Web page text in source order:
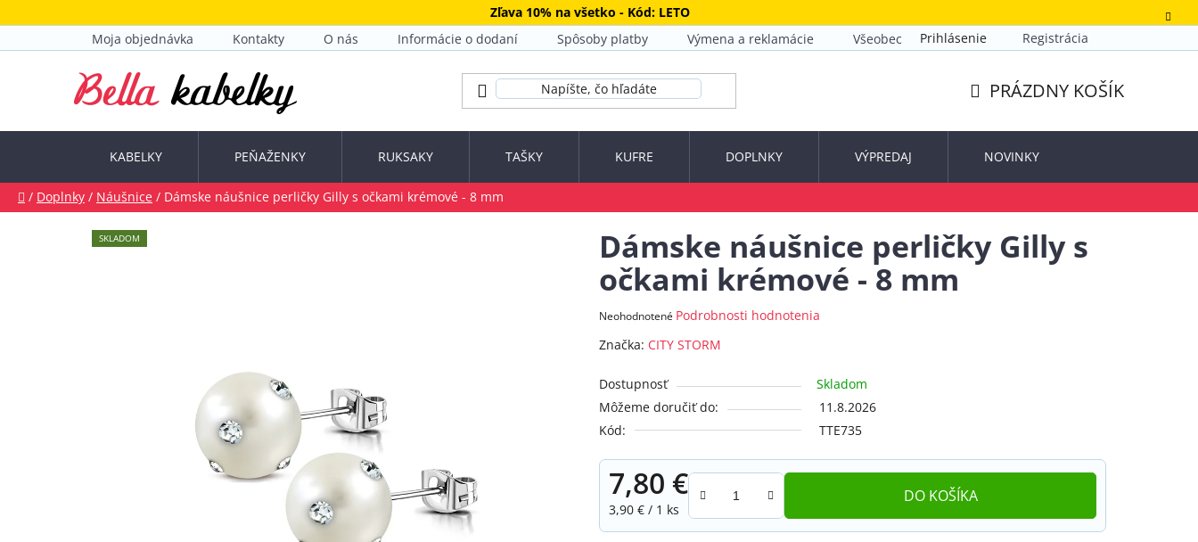
na
Zľava 10% na všetko - Kód: LETO
Moja objednávka
Kontakty O nás Informácie o dodaní Spôsoby platby Výmena a reklamácie Všeobecné obchodné podmienky
Prihlásenie Registrácia
KOŠÍK
PRÁZDNY KOŠÍK
KABELKY PEŇAŽENKY RUKSAKY TAŠKY KUFRE DOPLNKY VÝPREDAJ NOVINKY
Domov
/ Doplnky / Náušnice / Dámske náušnice perličky Gilly s očkami krémové - 8 mm
Dámske náušnice perličky Gilly s
očkami krémové - 8 mm
Priemerné
produktu
z
5
hviezdičiek.
Neohodnotené Podrobnosti hodnotenia
Značka: CITY STORM
Dostupnosť
Skladom
Môžeme doručiť do:
11.8.2026
Kód:
TTE735
7,80 €
Jednotková cena:
3,90 € / 1 ks
DO KOŠÍKA
SKLADOM